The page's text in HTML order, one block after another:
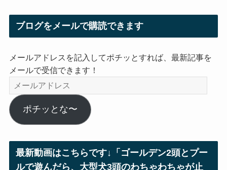
ブログをメールで購読できます
メールアドレスを記入してポチッとすれば、最新記事を
メールで受信できます！
メ
ー
ル
ア
ス
ポチッとな〜
最新動画はこちらです↓「ゴールデン2頭とプー
ルで遊んだら、大型犬3頭のわちゃわちゃが止